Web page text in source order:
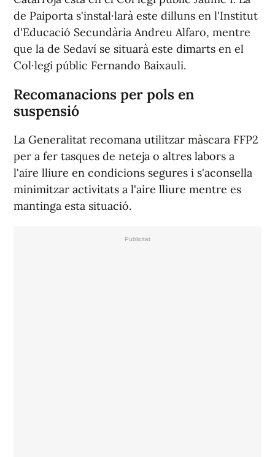
de Paiporta s'instal·larà este dilluns en l'Institut
d'Educació Secundària Andreu Alfaro, mentre
que la de Sedaví se situarà este dimarts en el
Col·legi públic Fernando Baixauli.
Recomanacions per pols en
suspensió
La Generalitat recomana utilitzar màscara FFP2
per a fer tasques de neteja o altres labors a
l'aire lliure en condicions segures i s'aconsella
minimitzar activitats a l'aire lliure mentre es
mantinga esta situació.